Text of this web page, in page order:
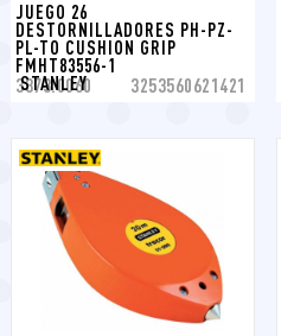
JUEGO 26
DESTORNILLADORES PH-PZ-
PL-TO CUSHION GRIP
FMHT83556-1
STANLEY
3373.0060 3253560621421